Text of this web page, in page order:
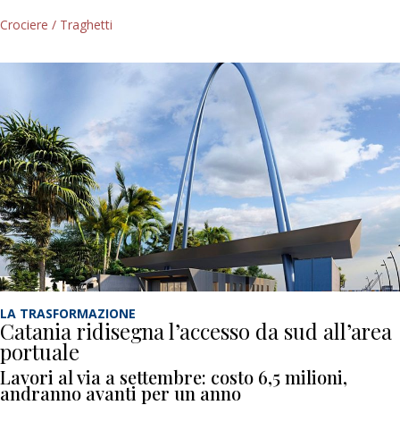
Crociere / Traghetti
LA TRASFORMAZIONE
Catania ridisegna l’accesso da sud all’area
portuale
Lavori al via a settembre: costo 6,5 milioni,
andranno avanti per un anno